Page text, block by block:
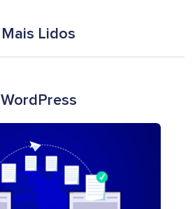
Mais Lidos
WordPress